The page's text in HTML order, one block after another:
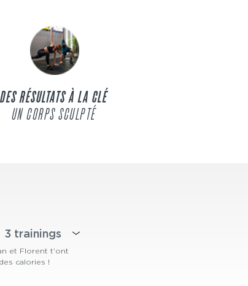
DES RÉSULTATS À LA CLÉ
UN CORPS SCULPTÉ
3 trainings
et Florent t'ont
calories !